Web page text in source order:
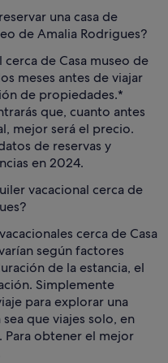
una casa de
de Amalia Rodrigues?
de Casa museo de
meses antes de viajar
de propiedades.*
que, cuanto antes
mejor será el precio.
de reservas y
en 2024.
vacacional cerca de
cerca de Casa
según factores
de la estancia, el
Simplemente
para explorar una
que viajes solo, en
Para obtener el mejor